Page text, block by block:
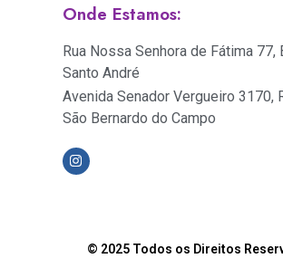
Onde Estamos:
Rua Nossa Senhora de Fátima 77,
Santo André
Avenida Senador Vergueiro 3170,
São Bernardo do Campo
© 2025 Todos os Direitos